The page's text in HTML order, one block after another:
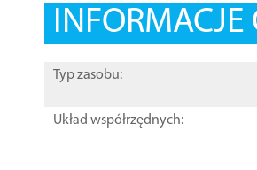
INFORMACJE
Typ zasobu:
Układ współrzędnych: